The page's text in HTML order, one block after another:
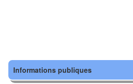
Informations publiques